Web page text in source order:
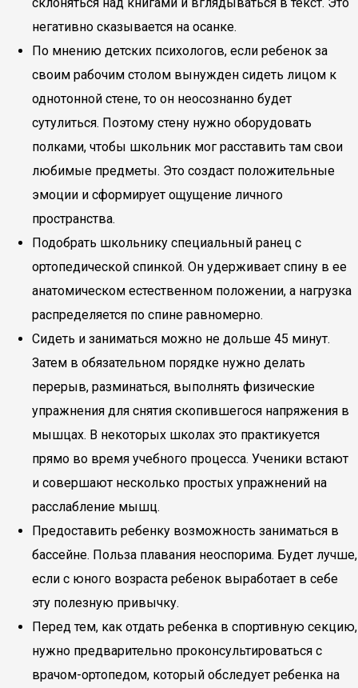
негативно сказывается на осанке.
По мнению детских психологов, если ребенок за
своим рабочим столом вынужден сидеть лицом к
однотонной стене, то он неосознанно будет
сутулиться. Поэтому стену нужно оборудовать
полками, чтобы школьник мог расставить там свои
любимые предметы. Это создаст положительные
эмоции и сформирует ощущение личного
пространства.
Подобрать школьнику специальный ранец с
ортопедической спинкой. Он удерживает спину в ее
анатомическом естественном положении, а нагрузка
распределяется по спине равномерно.
Сидеть и заниматься можно не дольше 45 минут.
Затем в обязательном порядке нужно делать
перерыв, разминаться, выполнять физические
упражнения для снятия скопившегося напряжения в
мышцах. В некоторых школах это практикуется
прямо во время учебного процесса. Ученики встают
и совершают несколько простых упражнений на
расслабление мышц.
Предоставить ребенку возможность заниматься в
бассейне. Польза плавания неоспорима. Будет лучше,
если с юного возраста ребенок выработает в себе
эту полезную привычку.
Перед тем, как отдать ребенка в спортивную секцию,
нужно предварительно проконсультироваться с
врачом-ортопедом, который обследует ребенка на